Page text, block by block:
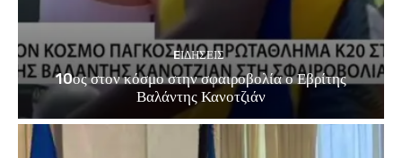
EΙΔΗΣΕΙΣ
10ος στον κόσμο στην σφαιροβολία ο Εβρίτης
Βαλάντης Κανοτζιάν